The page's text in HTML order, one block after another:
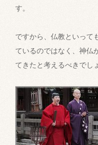
す。
ですから、仏教といって
ているのではなく、神仏
てきたと考えるべきでし